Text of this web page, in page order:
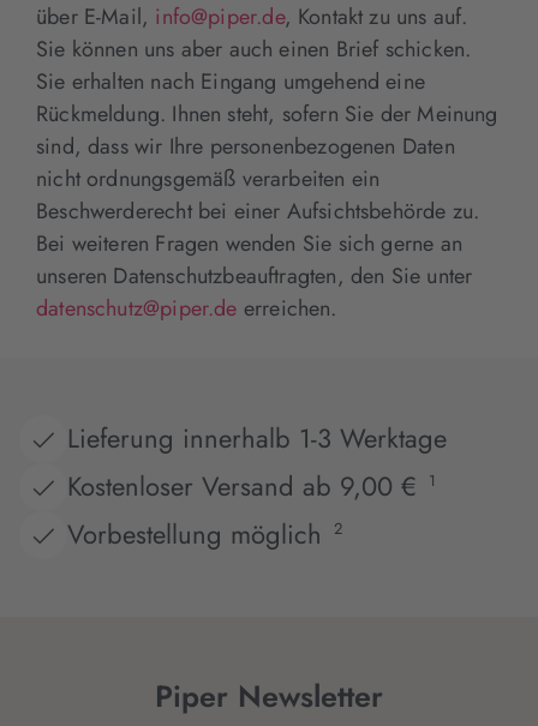
über E-Mail, info@piper.de, Kontakt zu uns auf.
Sie können uns aber auch einen Brief schicken.
Sie erhalten nach Eingang umgehend eine
Rückmeldung. Ihnen steht, sofern Sie der Meinung
sind, dass wir Ihre personenbezogenen Daten
nicht ordnungsgemäß verarbeiten ein
Beschwerderecht bei einer Aufsichtsbehörde zu.
Bei weiteren Fragen wenden Sie sich gerne an
unseren Datenschutzbeauftragten, den Sie unter
datenschutz@piper.de erreichen.
Lieferung innerhalb 1-3 Werktage
Kostenloser Versand ab 9,00 €
1
Vorbestellung möglich 2
Piper Newsletter